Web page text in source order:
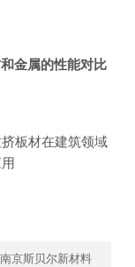
金属的性能对比
板材在建筑领域
南京斯贝尔新材料